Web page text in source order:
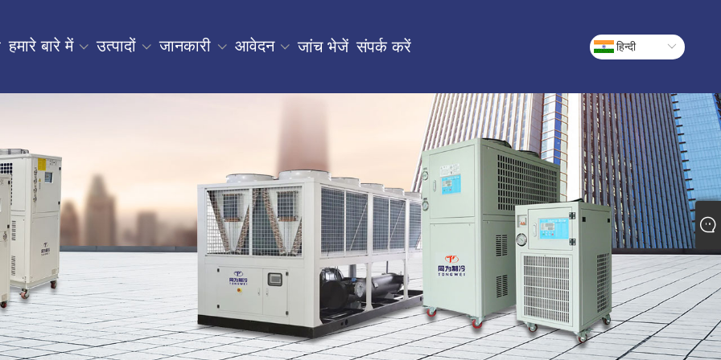
हमारे बारे में उत्पादों जानकारी आवेदन जांच भेजें संपर्क करें हिन्दी